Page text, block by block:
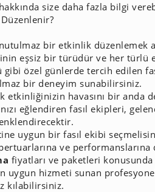
size daha fazla bilgi
bir etkinlik düzenlemek
eşsiz bir türüdür ve her türlü
özel günlerde tercih edilen
bir deneyim sunabilirsiniz.
etkinliğinizin havasını bir anda
eğlendiren fasıl ekipleri,
uygun bir fasıl ekibi
ve performanslarına
fiyatları ve paketleri
uygun hizmeti sunan
kılabilirsiniz.